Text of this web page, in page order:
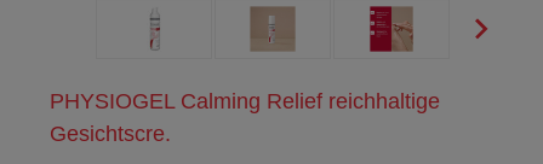
PHYSIOGEL Calming Relief reichhaltige
Gesichtscre.